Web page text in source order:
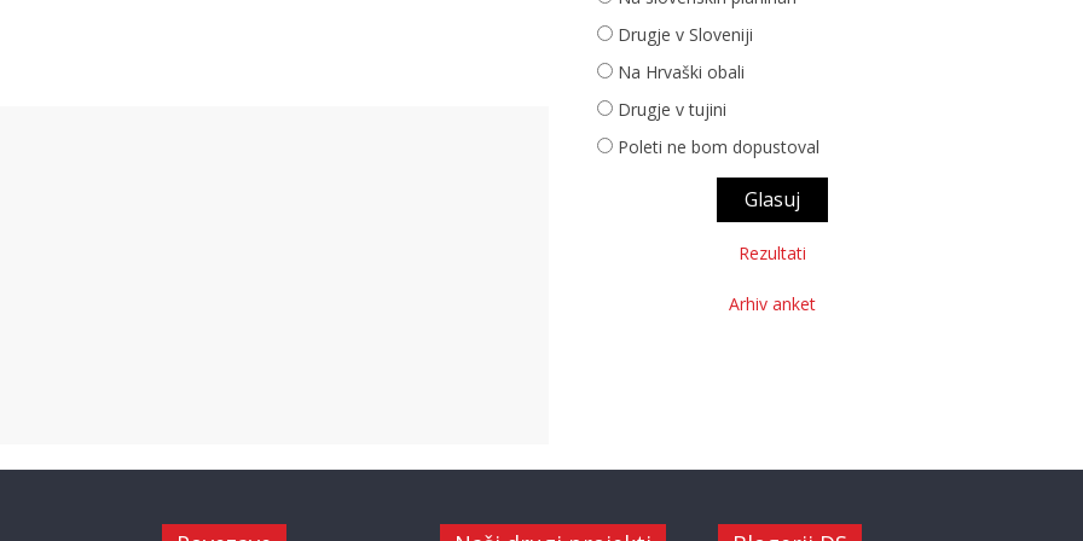
Drugje v Sloveniji
Na Hrvaški obali
Drugje v tujini
Poleti ne bom dopustoval
Rezultati
Arhiv anket